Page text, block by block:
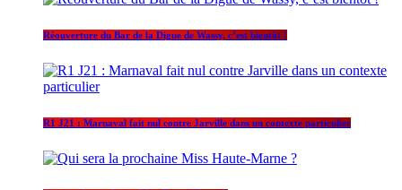
Réouverture du Bar de la Digue de Wassy, c’est bientôt !
R1 J21 : Marnaval fait nul contre Jarville dans un contexte particulier